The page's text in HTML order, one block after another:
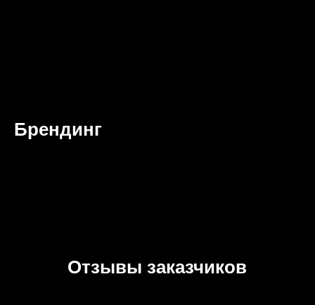
Брендинг
Отзывы заказчиков